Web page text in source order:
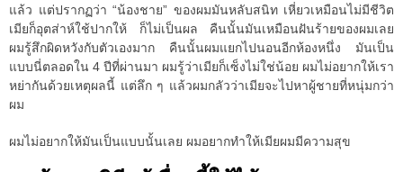
แล้ว แต่ปรากฏว่า “น้องชาย” ของผมมันหลับสนิท เหี่ยวเหมือนไม่มีชีวิต
เมียก็อุตส่าห์ใช้ปากให้ ก็ไม่เป็นผล คืนนั้นมันเหมือนฝันร้ายของผมเลย
ผมรู้สึกผิดหวังกับตัวเองมาก คืนนั้นผมแยกไปนอนอีกห้องหนึ่ง มันเป็น
แบบนี่ตลอดใน 4 ปีที่ผ่านมา ผมรู้ว่าเมียก็เซ็งไม่ใช่น้อย ผมไม่อยากให้เรา
หย่ากันด้วยเหตุผลนี้ แต่ลึก ๆ แล้วผมกลัวว่าเมียจะไปหาผู้ชายที่หนุ่มกว่า
ผม
ผมไม่อยากให้มันเป็นแบบนั้นเลย ผมอยากทำให้เมียผมมีความสุข